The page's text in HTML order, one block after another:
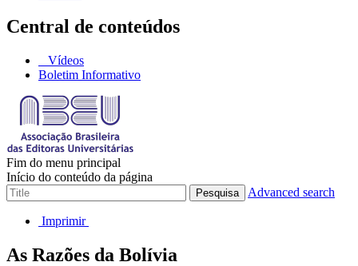
Central de conteúdos
Vídeos
Boletim Informativo
Fim do menu principal
Início do conteúdo da página
Pesquisa Advanced search
Imprimir
As Razões da Bolívia